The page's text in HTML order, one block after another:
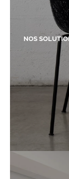
NOS